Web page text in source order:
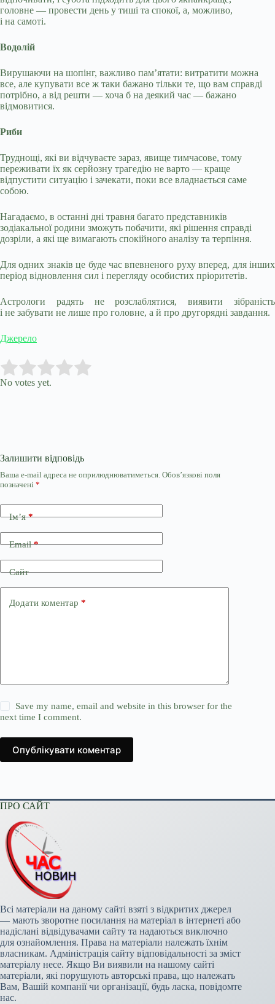
головне — провести день у тиші та спокої, а, можливо,
і на самоті.
Водолій
Вирушаючи на шопінг, важливо пам’ятати: витратити можна
все, але купувати все ж таки бажано тільки те, що вам справді
потрібно, а від решти — хоча б на деякий час — бажано
відмовитися.
Риби
Труднощі, які ви відчуваєте зараз, явище тимчасове, тому
переживати їх як серйозну трагедію не варто — краще
відпустити ситуацію і зачекати, поки все владнається саме
собою.
Нагадаємо, в останні дні травня багато представників
зодіакальної родини зможуть побачити, які рішення справді
дозріли, а які ще вимагають спокійного аналізу та терпіння.
Для одних знаків це буде час впевненого руху вперед, для інших
період відновлення сил і перегляду особистих пріоритетів.
Астрологи радять не розслаблятися, виявити зібраність
і не забувати не лише про головне, а й про другорядні завдання.
Джерело
Rate this item:
No votes yet.
Залишити відповідь
Ваша e-mail адреса не оприлюднюватиметься. Обов’язкові поля
позначені *
Ім’я*
Email*
Сайт
Додати коментар *
Save my name, email and website in this browser for the
next time I comment.
Опублікувати коментар
ПРО САЙТ
Всі матеріали на даному сайті взяті з відкритих джерел
— мають зворотне посилання на матеріал в інтернеті або
надіслані відвідувачами сайту та надаються виключно
для ознайомлення. Права на матеріали належать їхнім
власникам. Адміністрація сайту відповідальності за зміст
матеріалу несе. Якщо Ви виявили на нашому сайті
матеріали, які порушують авторські права, що належать
Вам, Вашій компанії чи організації, будь ласка, повідомте
нас.